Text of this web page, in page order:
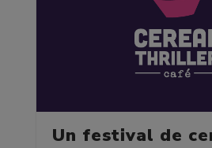
Un festival de